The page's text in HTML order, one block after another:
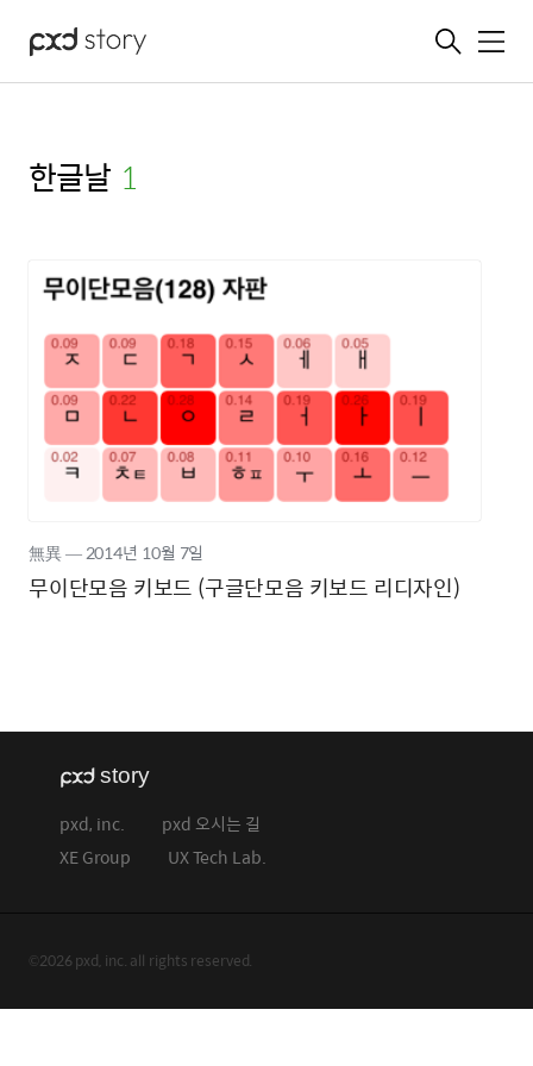
메뉴
한글날 (1)
무이단모음 키보드 (구글단모음 키보드 리디자인)
無異―2014년 10월 7일
pxd, inc.
pxd 오시는 길
XE Group
UX Tech Lab.
©2026 pxd, inc. all rights reserved.